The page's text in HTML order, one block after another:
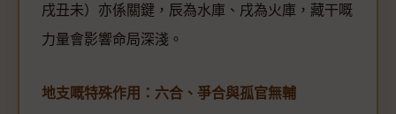
戌丑未）亦係關鍵，辰為水庫、戌為火庫，藏干嘅
力量會影響命局深淺。
地支嘅特殊作用：六合、爭合與孤官無輔